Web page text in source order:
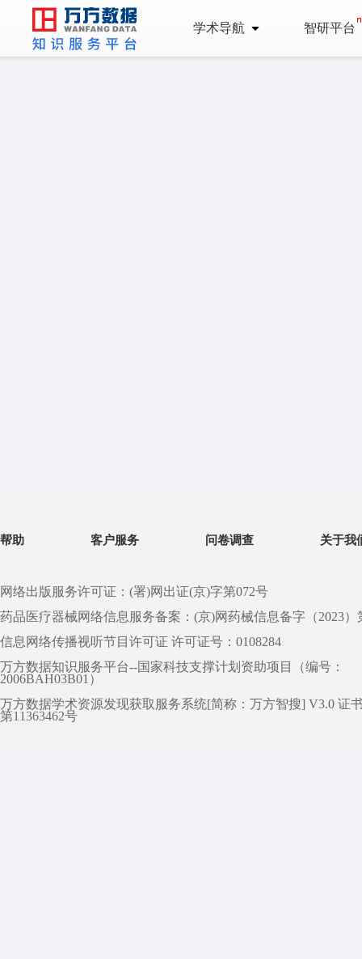
学术导航 智研平台
帮助 客户服务 问卷调查 关于我
网络出版服务许可证：(署)网出证(京)字第072号
药品医疗器械网络信息服务备案：(京)网药械信息备字（2023）
信息网络传播视听节目许可证 许可证号：0108284
万方数据知识服务平台--国家科技支撑计划资助项目（编号：
2006BAH03B01）
万方数据学术资源发现获取服务系统[简称：万方智搜] V3.0 证
第11363462号